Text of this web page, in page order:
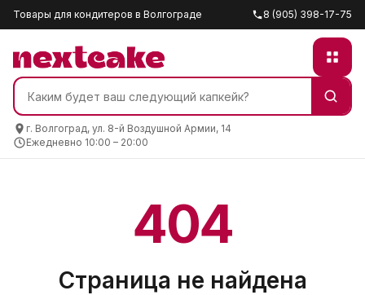
Товары для кондитеров в Волгограде 8 (905) 398-17-75
г. Волгоград, ул. 8-й Воздушной Армии, 14
Ежедневно 10:00 – 20:00
404
Страница не найдена